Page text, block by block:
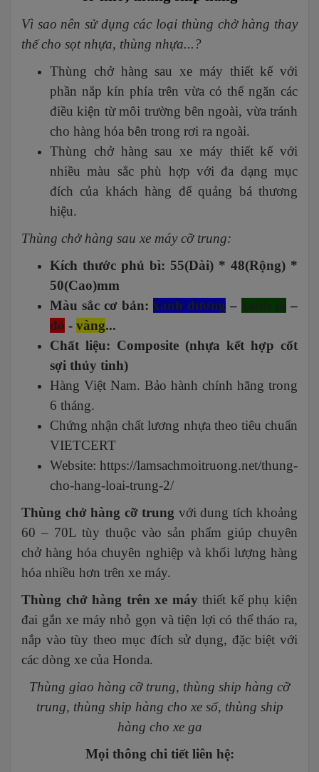
Vì sao nên sử dụng các loại thùng chở hàng thay
thế cho sọt nhựa, thùng nhựa...?
Thùng chở hàng sau xe máy thiết kế với
phần nắp kín phía trên vừa có thể ngăn các
điều kiện từ môi trường bên ngoài, vừa tránh
cho hàng hóa bên trong rơi ra ngoài.
Thùng chở hàng sau xe máy thiết kế với
nhiều màu sắc phù hợp với đa dạng mục
đích của khách hàng để quảng bá thương
hiệu.
Thùng chở hàng sau xe máy cỡ trung:
Kích thước phủ bì: 55(Dài) * 48(Rộng) *
50(Cao)mm
Màu sắc cơ bản: xanh dương – xanh lá –
đỏ - vàng...
Chất liệu: Composite (nhựa kết hợp cốt
sợi thủy tinh)
Hàng Việt Nam. Bảo hành chính hãng trong
6 tháng.
Chứng nhận chất lương nhựa theo tiêu chuẩn
VIETCERT
Website: https://lamsachmoitruong.net/thung-
cho-hang-loai-trung-2/
Thùng chở hàng cỡ trung với dung tích khoảng
60 – 70L tùy thuộc vào sản phẩm giúp chuyên
chở hàng hóa chuyên nghiệp và khối lượng hàng
hóa nhiều hơn trên xe máy.
Thùng chở hàng trên xe máy thiết kế phụ kiện
đai gắn xe máy nhỏ gọn và tiện lợi có thể tháo ra,
nắp vào tùy theo mục đích sử dụng, đặc biệt với
các dòng xe của Honda.
Thùng giao hàng cỡ trung, thùng ship hàng cỡ
trung, thùng ship hàng cho xe số, thùng ship
hàng cho xe ga
Mọi thông chi tiết liên hệ: